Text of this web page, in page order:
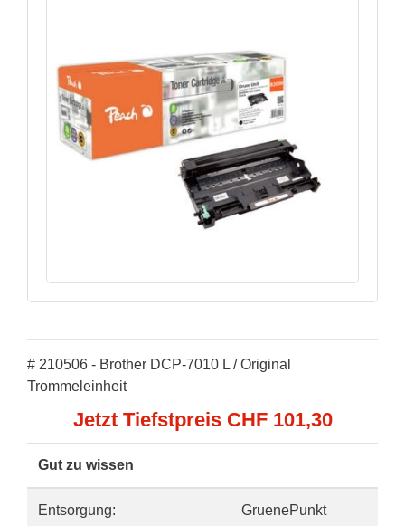
# 210506 - Brother DCP-7010 L / Original
Trommeleinheit
Jetzt Tiefstpreis CHF 101,30
Gut zu wissen
Entsorgung: GruenePunkt